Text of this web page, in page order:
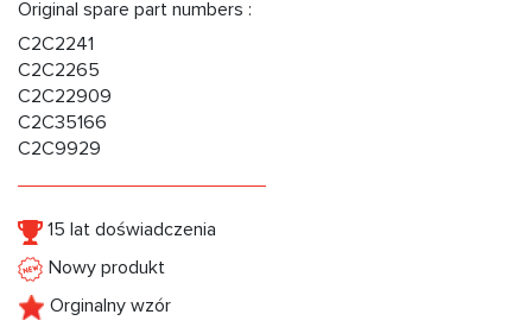
Original spare part numbers :
C2C2241
C2C2265
C2C22909
C2C35166
C2C9929
15 lat doświadczenia
Nowy produkt
Orginalny wzór